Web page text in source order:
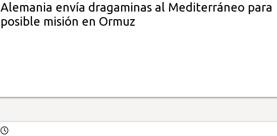
Alemania envía dragaminas al Mediterráneo para
posible misión en Ormuz